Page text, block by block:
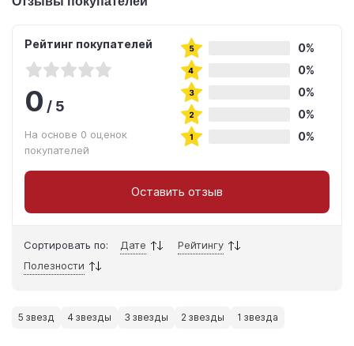
Рейтинг покупателей
0/5
На основе 0 оценок
покупателей
0%
0%
0%
0%
0%
Оставить отзыв
Сортировать по: Дате
Рейтингу
Полезности
5 звезд 4 звезды 3 звезды 2 звезды 1 звезда